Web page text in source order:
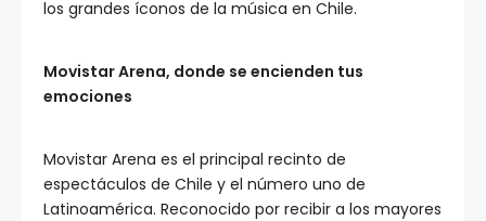
los grandes íconos de la música en Chile.
Movistar Arena, donde se encienden tus
emociones
Movistar Arena es el principal recinto de
espectáculos de Chile y el número uno de
Latinoamérica. Reconocido por recibir a los mayores